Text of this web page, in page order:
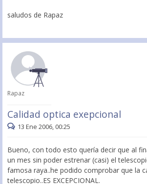
saludos de Rapaz
Rapaz
Calidad optica exepcional
13 Ene 2006, 00:25
Bueno, con todo esto quería decir que al
un mes sin poder estrenar (casi) el
famosa raya..he podido comprobar que la
telescopio..ES EXCEPCIONAL.